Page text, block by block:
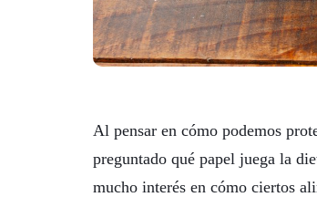
Al pensar en cómo podemos
preguntado qué papel juega la
mucho interés en cómo ciertos